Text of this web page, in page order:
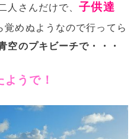
人さんだけで、子供達
覚めぬようなので行ってら
空のプキビーチで・・・
うで！